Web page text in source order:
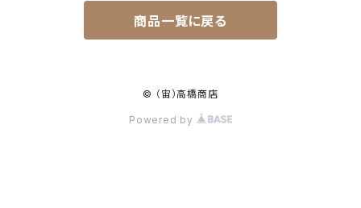
商品一覧に戻る
© （宙）高橋商店
Powered by